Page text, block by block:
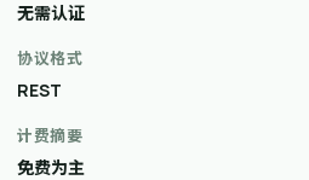
无需认证
协议格式
REST
计费摘要
免费为主